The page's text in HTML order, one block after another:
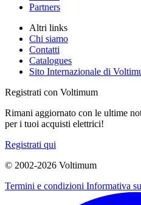
Partners
Altri links
Chi siamo
Contatti
Catalogues
Sito Internazionale di
Registrati con Voltimum
Rimani aggiornato con le ultime
per i tuoi acquisti elettrici!
Registrati qui
© 2002-2026 Voltimum
Termini e condizioni Informativa